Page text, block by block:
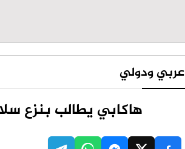
عربي ودولي
هاكابي يطالب بنزع